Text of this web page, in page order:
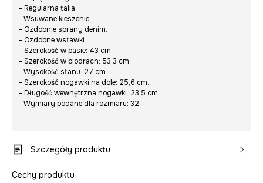
- Regularna talia.
- Wsuwane kieszenie.
- Ozdobnie sprany denim.
- Ozdobne wstawki.
- Szerokość w pasie: 43 cm.
- Szerokość w biodrach: 53,3 cm.
- Wysokość stanu: 27 cm.
- Szerokość nogawki na dole: 25,6 cm.
- Długość wewnętrzna nogawki: 23,5 cm.
- Wymiary podane dla rozmiaru: 32.
Szczegóły produktu
Cechy produktu